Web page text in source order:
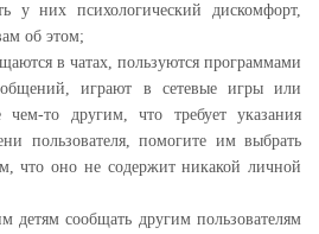
у них психологический дискомфорт,
об этом;
в чатах, пользуются программами
играют в сетевые игры или
чем-то другим, что требует указания
пользователя, помогите им выбрать
что оно не содержит никакой личной
детям сообщать другим пользователям